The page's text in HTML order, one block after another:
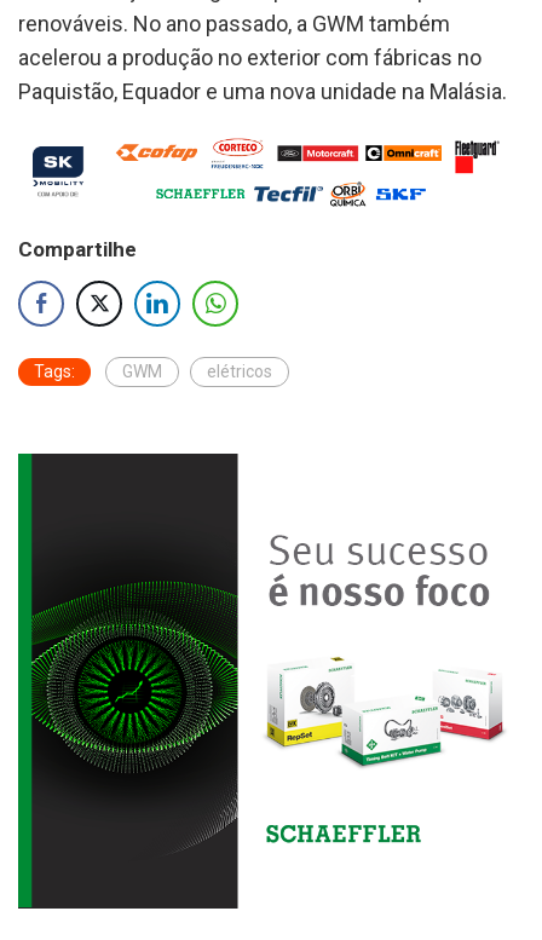
renováveis. No ano passado, a GWM também
acelerou a produção no exterior com fábricas no
Paquistão, Equador e uma nova unidade na Malásia.
Compartilhe
Tags: GWM elétricos